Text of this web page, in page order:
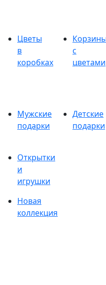
Цветы
в
коробках
с
цветами
Мужские
подарки
Детские
подарки
Открытки
и
игрушки
Новая
коллекция